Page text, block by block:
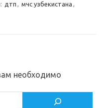
дтп , мчс узбекистана ,
необходимо